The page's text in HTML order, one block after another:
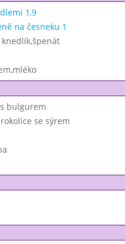
1,9
na česneku 1
bulgurem
se sýrem